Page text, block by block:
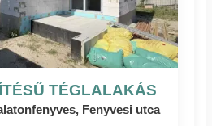
TÉGLALAKÁS
Fenyvesi utca